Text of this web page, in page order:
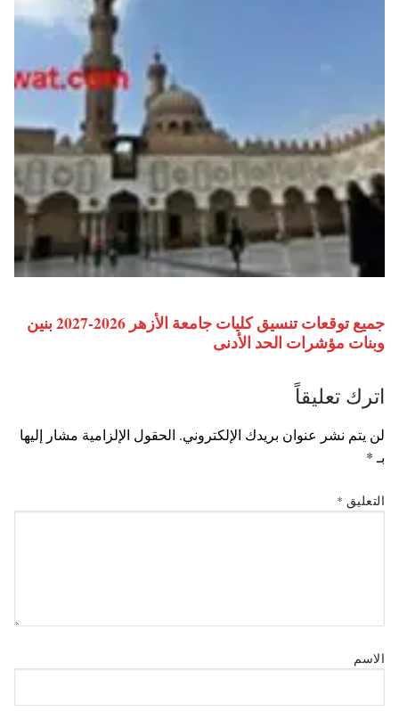
جميع توقعات تنسيق كليات جامعة الأزهر 2026-2027 بنين
وبنات مؤشرات الحد الأدنى
اترك تعليقاً
لن يتم نشر عنوان بريدك الإلكتروني. الحقول الإلزامية مشار إليها
بـ *
التعليق *
الاسم